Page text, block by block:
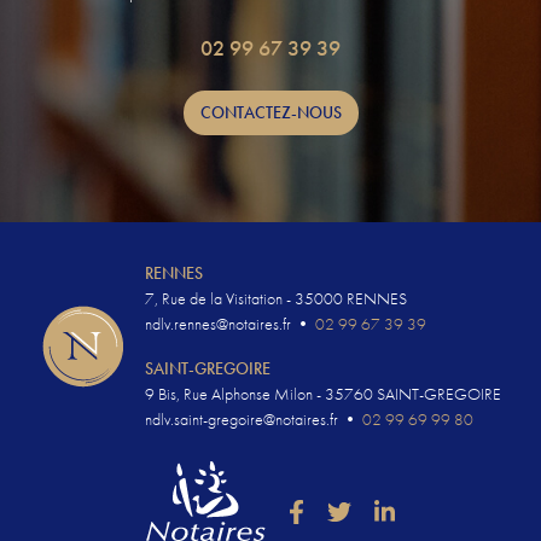
02 99 67 39 39
CONTACTEZ-NOUS
RENNES
7, Rue de la Visitation - 35000 RENNES
ndlv.rennes@notaires.fr• 02 99 67 39 39
SAINT-GREGOIRE
9 Bis, Rue Alphonse Milon - 35760 SAINT-GREGOIRE
ndlv.saint-gregoire@notaires.fr• 02 99 69 99 80